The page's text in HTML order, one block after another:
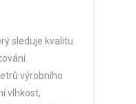
sleduje kvalitu
výrobního
vlhkost,